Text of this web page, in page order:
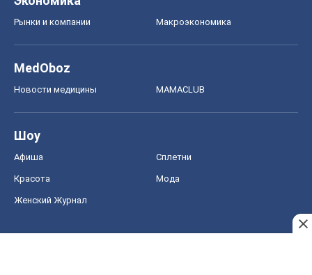
Рынки и компании Mакроэкономика
MedOboz
Новости медицины MAMACLUB
Шоу
Афиша Сплетни
Красота Мода
Женский Журнал